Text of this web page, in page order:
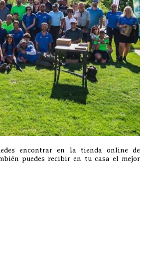
encontrar en la tienda online de
puedes recibir en tu casa el mejor